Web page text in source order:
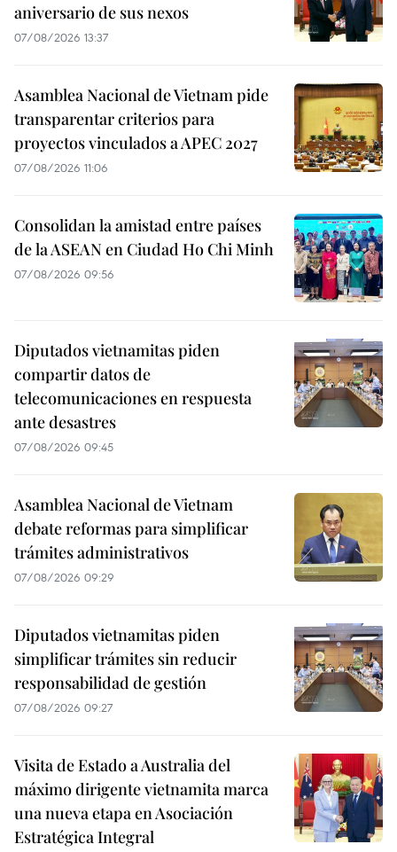
aniversario de sus nexos
07/08/2026 13:37
Asamblea Nacional de Vietnam pide
transparentar criterios para
proyectos vinculados a APEC 2027
07/08/2026 11:06
Consolidan la amistad entre países
de la ASEAN en Ciudad Ho Chi Minh
07/08/2026 09:56
Diputados vietnamitas piden
compartir datos de
telecomunicaciones en respuesta
ante desastres
07/08/2026 09:45
Asamblea Nacional de Vietnam
debate reformas para simplificar
trámites administrativos
07/08/2026 09:29
Diputados vietnamitas piden
simplificar trámites sin reducir
responsabilidad de gestión
07/08/2026 09:27
Visita de Estado a Australia del
máximo dirigente vietnamita marca
una nueva etapa en Asociación
Estratégica Integral